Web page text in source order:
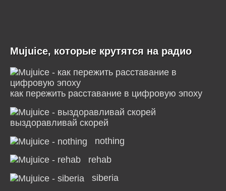
Mujuice, которые крутятся на радио
как пережить расставание в цифровую эпоху
выздоравливай скорей
nothing
rehab
siberia